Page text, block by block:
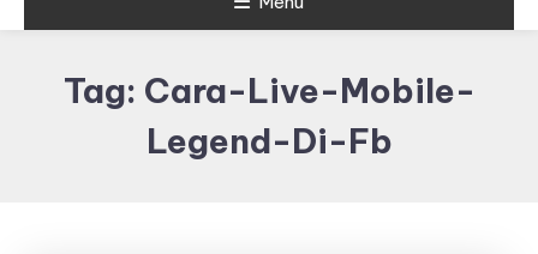
Tag: Cara-Live-Mobile-
Legend-Di-Fb